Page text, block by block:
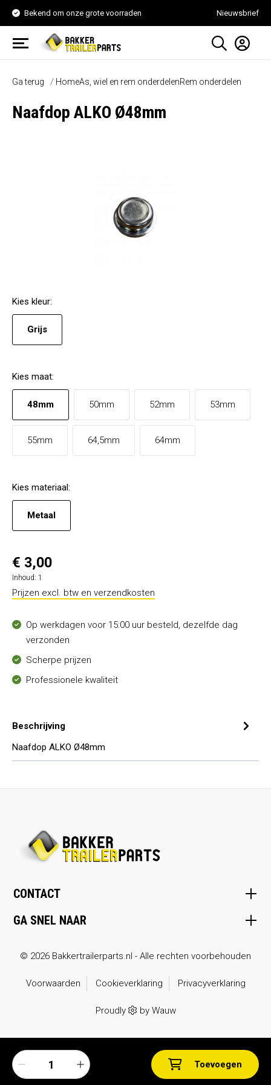
Bekend om onze grote voorraden Nieuwsbrief
Ga terug HomeAs, wiel en rem onderdelenRem onderdelen
Naafdop ALKO Ø48mm
Kies kleur:
Grijs
Kies maat:
48mm 50mm 52mm 53mm
55mm 64,5mm 64mm
Kies materiaal:
Metaal
€ 3,00
Inhoud: 1
Prijzen excl. btw en verzendkosten
Toevoegen
Op werkdagen voor 15:00 uur besteld, dezelfde dag
verzonden
Scherpe prijzen
Professionele kwaliteit
Beschrijving
Naafdop ALKO Ø48mm
CONTACT
GA SNEL NAAR
© 2026 Bakkertrailerparts.nl - Alle rechten voorbehouden
Voorwaarden Cookieverklaring Privacyverklaring
Proudly by Wauw